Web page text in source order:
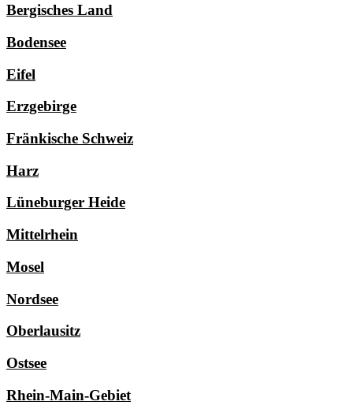
Bergisches Land
Bodensee
Eifel
Erzgebirge
Fränkische Schweiz
Harz
Lüneburger Heide
Mittelrhein
Mosel
Nordsee
Oberlausitz
Ostsee
Rhein-Main-Gebiet